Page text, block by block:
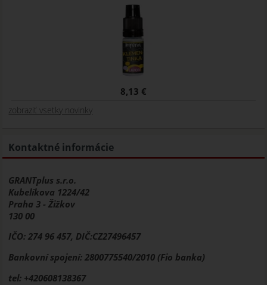
8,13 €
zobraziť vsetky novinky
Kontaktné informácie
GRANTplus s.r.o.
Kubelíkova 1224/42
Praha 3 - Žižkov
130 00
IČO: 274 96 457, DIČ:CZ27496457
Bankovní spojení: 2800775540/2010 (Fio banka)
tel: +420608138367